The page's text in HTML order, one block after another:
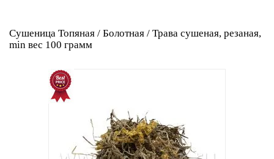
Сушеница Топяная / Болотная / Трава сушеная, резаная,
min вес 100 грамм